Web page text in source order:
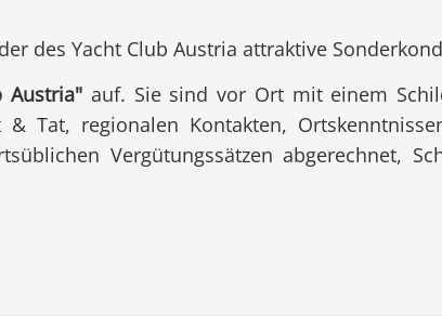
des Yacht Club Austria attraktive
Austria" auf. Sie sind vor Ort mit einem
Tat, regionalen Kontakten,
Vergütungssätzen abgerechnet,